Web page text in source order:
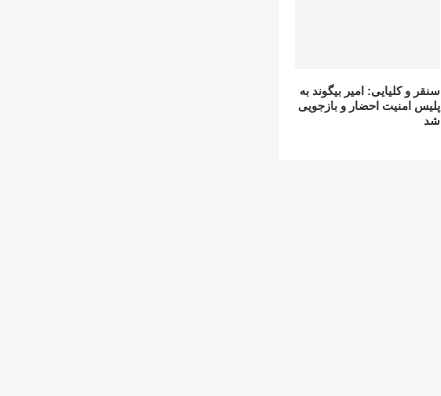
سنقر و کلیایی: امیر بیگوند بە
پلیس امنیت احضار و بازجویی
شد